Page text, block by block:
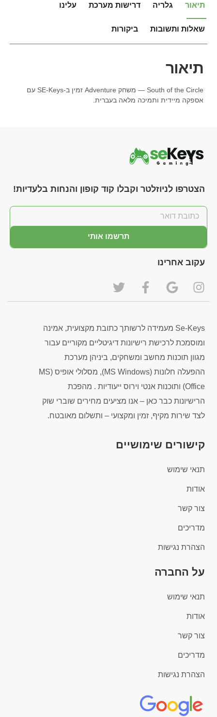
תיאור גלריה דרישות מערכת עלינו
שאלות ותשובות ביקורות
תיאור
South of the Circle — משחק Adventure זמין ב-SE-Keys עם
אספקה מיידית ותמיכה מלאה בעברית.
הצטרפו לניוזלטר וקבלו קוד קופון והנחות בלעדיות!
תרשמו אותי
עקוב אחרינו
Se-Keys מעמידה לרשותך כתובת מקצועית, אמינה
ומוסמכת לרכישת רישיונות דיגיטליים מקוריים עבור
מגוון תוכנות מחשב ומשחקים, ביניהן מערכת
ההפעלה חלונות (MS Windows), מסלולי אופיס (MS
Office) ותוכנות אנטי וירוס ייעודיות . מהפכת
הרישיונות כבר כאן – אנו מציעים מחירים שוברי שוק
לצד שירות מקיף, זמין ומקצועי – ותשלום מאובטח.
קישורים שימושיים
תנאי שימוש
אודות
צור קשר
מדריכים
הצהרת נגישות
על החברה
תנאי שימוש
אודות
צור קשר
מדריכים
הצהרת נגישות